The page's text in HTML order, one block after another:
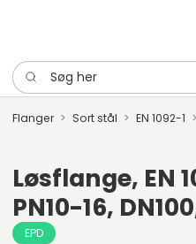
Søg her
Flanger Sort stål EN 1092-1
Løsflange, EN
PN10-16,
EPD